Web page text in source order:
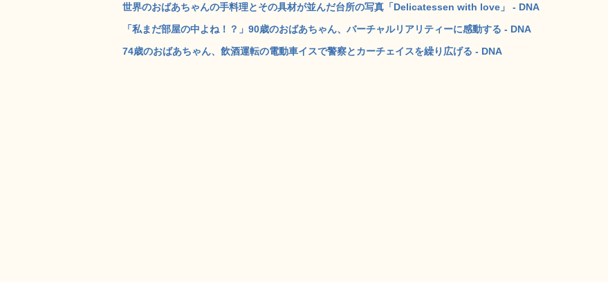
世界のおばあちゃんの手料理とその具材が並んだ台所の写真「Delicatessen with love」 - DNA
「私まだ部屋の中よね！？」90歳のおばあちゃん、バーチャルリアリティーに感動する - DNA
74歳のおばあちゃん、飲酒運転の電動車イスで警察とカーチェイスを繰り広げる - DNA